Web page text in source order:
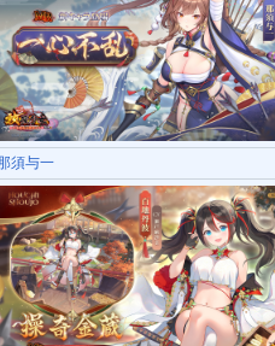
須与一